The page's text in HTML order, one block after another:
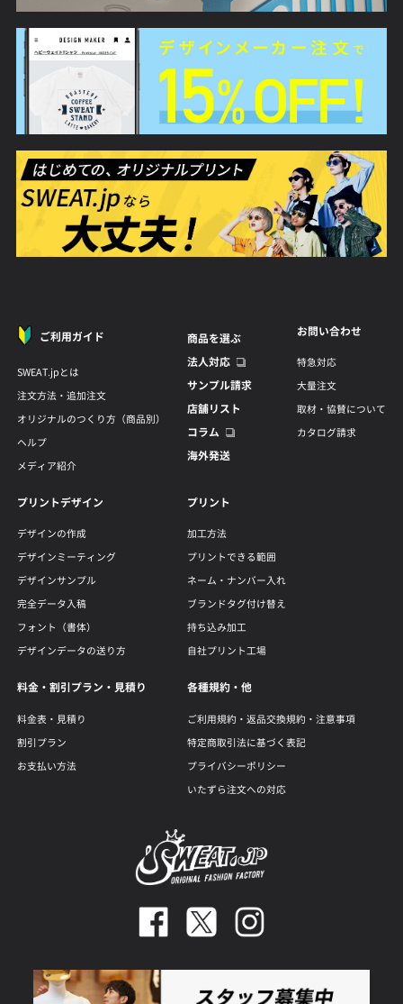
ご利用ガイド
SWEAT.jpとは
注文方法・追加注文
オリジナルのつくり方（商品別）
ヘルプ
メディア紹介
商品を選ぶ
法人対応
サンプル請求
店舗リスト
コラム
海外発送
お問い合わせ
特急対応
大量注文
取材・協賛について
カタログ請求
プリントデザイン
デザインの作成
デザインミーティング
デザインサンプル
完全データ入稿
フォント（書体）
デザインデータの送り方
プリント
加工方法
プリントできる範囲
ネーム・ナンバー入れ
ブランドタグ付け替え
持ち込み加工
自社プリント工場
料金・割引プラン・見積り
料金表・見積り
割引プラン
お支払い方法
各種規約・他
ご利用規約・返品交換規約・注意事項
特定商取引法に基づく表記
プライバシーポリシー
いたずら注文への対応